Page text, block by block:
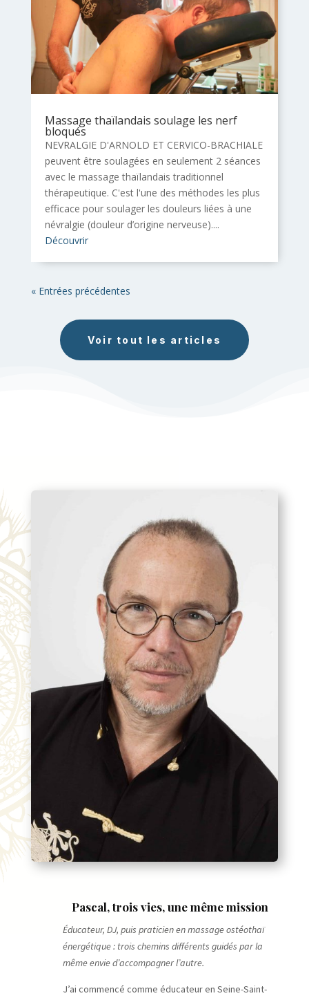
Massage thaïlandais soulage les nerf
bloqués
NEVRALGIE D'ARNOLD ET CERVICO-BRACHIALE
peuvent être soulagées en seulement 2 séances
avec le massage thaïlandais traditionnel
thérapeutique. C'est l'une des méthodes les plus
efficace pour soulager les douleurs liées à une
névralgie (douleur d’origine nerveuse)....
Découvrir
« Entrées précédentes
Voir tout les articles
Pascal, trois vies, une même mission
Éducateur, DJ, puis praticien en massage ostéothaï
énergétique : trois chemins différents guidés par la
même envie d’accompagner l’autre.
J’ai commencé comme éducateur en Seine-Saint-